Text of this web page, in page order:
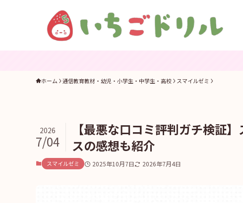
ホーム 通信教育教材・幼児・小学生・中学生・高校 スマイルゼミ
【最悪な口コミ評判ガチ検証
スの感想も紹介
2026
7/04
スマイルゼミ 2025年10月7日 2026年7月4日